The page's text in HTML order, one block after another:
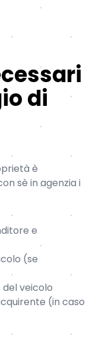
di
è
sè in agenzia i
e
(se
veicolo
(in caso